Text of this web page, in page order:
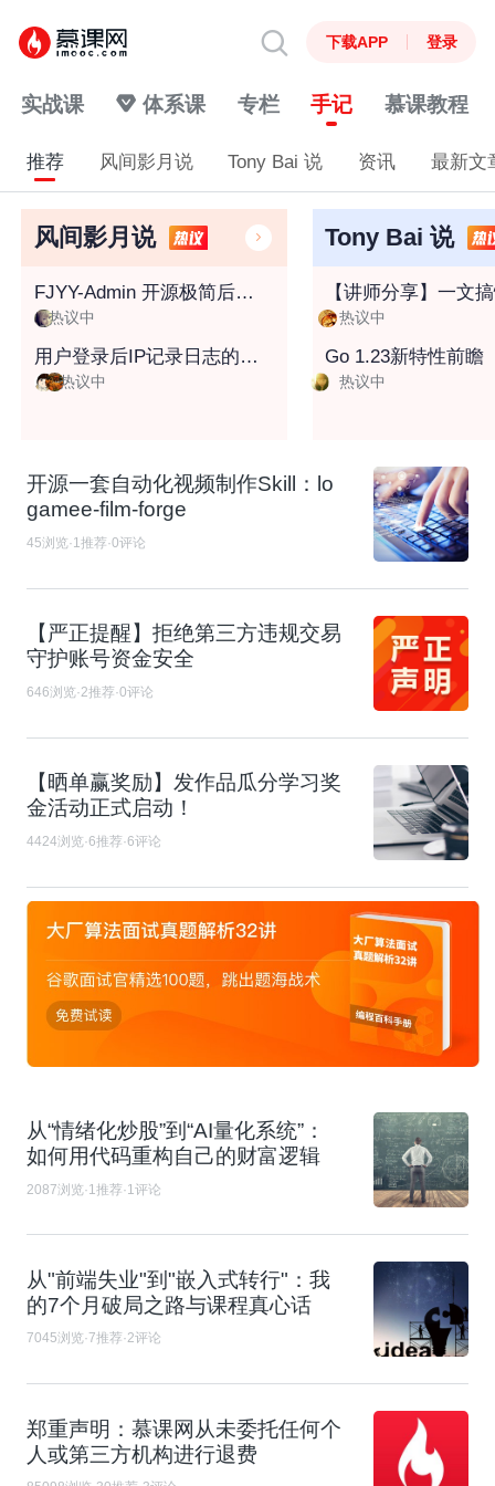
下载APP 登录
实战课 体系课 专栏 手记 慕课教程
推荐 风间影月说 Tony Bai 说 资讯 最新文
风间影月说
FJYY-Admin 开源极简后台管理系统，快速构建前端项目，更适合后端开发小伙伴的前端框架~
热议中
用户登录后IP记录日志的六种实现方案探讨
热议中
Tony Bai 说
热议中
Go 1.23新特性前瞻
热议中
开源一套自动化视频制作Skill：lo
gamee-film-forge
45浏览·1推荐·0评论
【严正提醒】拒绝第三方违规交易
守护账号资金安全
646浏览·2推荐·0评论
【晒单赢奖励】发作品瓜分学习奖
金活动正式启动！
4424浏览·6推荐·6评论
从“情绪化炒股”到“AI量化系统”：
如何用代码重构自己的财富逻辑
2087浏览·1推荐·1评论
从"前端失业"到"嵌入式转行"：我
的7个月破局之路与课程真心话​
7045浏览·7推荐·2评论
郑重声明：慕课网从未委托任何个
人或第三方机构进行退费